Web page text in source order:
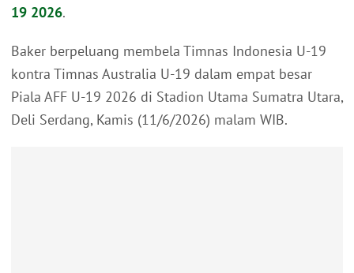
19 2026.
Baker berpeluang membela Timnas Indonesia U-19
kontra Timnas Australia U-19 dalam empat besar
Piala AFF U-19 2026 di Stadion Utama Sumatra Utara,
Deli Serdang, Kamis (11/6/2026) malam WIB.